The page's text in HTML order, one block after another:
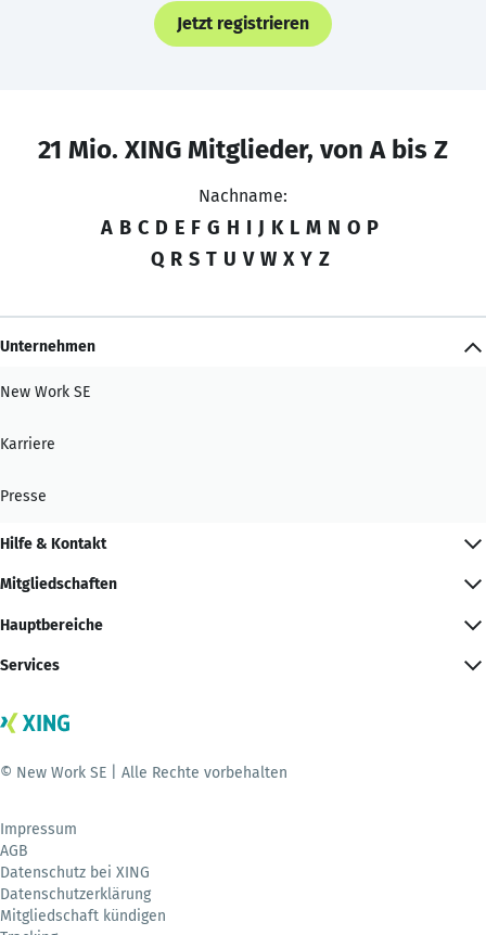
Jetzt registrieren
21 Mio. XING Mitglieder, von A bis Z
Nachname:
A B C D E F G H I J K L M N O P
Q R S T U V W X Y Z
Unternehmen
New Work SE
Karriere
Presse
Hilfe & Kontakt
Mitgliedschaften
Hauptbereiche
Services
© New Work SE | Alle Rechte vorbehalten
Impressum
AGB
Datenschutz bei XING
Datenschutzerklärung
Mitgliedschaft kündigen